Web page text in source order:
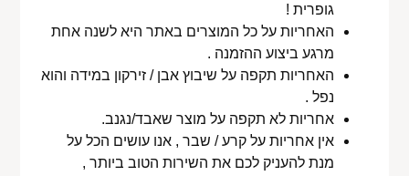
גופרית !
האחריות על כל המוצרים באתר היא לשנה אחת
מרגע ביצוע ההזמנה .
האחריות תקפה על שיבוץ אבן / זירקון במידה והוא
נפל .
אחריות לא תקפה על מוצר שאבד/נגנב.
אין אחריות על קרע / שבר , אנו עושים הכל על
מנת להעניק לכם את השירות הטוב ביותר ,